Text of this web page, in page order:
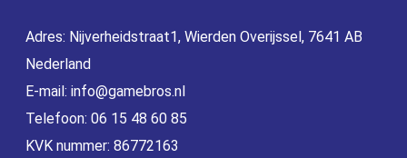
Adres: Nijverheidstraat1, Wierden Overijssel, 7641 AB
Nederland
E-mail: info@gamebros.nl
Telefoon: 06 15 48 60 85
KVK nummer: 86772163